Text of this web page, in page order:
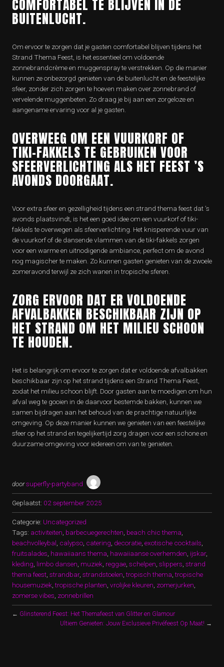
COMFORTABEL TE BLIJVEN IN DE
BUITENLUCHT.
Om ervoor te zorgen dat je gasten comfortabel blijven tijdens het
Strand Thema Feest, is het essentieel om voldoende
zonnebrandcrème en muggenspray te verstrekken. Op die manier
kunnen ze onbezorgd genieten van de buitenlucht en de feestelijke
sfeer, zonder zich zorgen te hoeven maken over zonnebrand of
vervelende muggenbeten. Zo draag je bij aan een zorgeloze en
aangename ervaring voor al je gasten.
OVERWEEG OM EEN VUURKORF OF
TIKI-FAKKELS TE GEBRUIKEN VOOR
SFEERVERLICHTING ALS HET FEEST ’S
AVONDS DOORGAAT.
Voor extra sfeer en gezelligheid tijdens een strand thema feest dat ’s
avonds plaatsvindt, is het een goed idee om een vuurkorf of tiki-
fakkels te overwegen als sfeerverlichting. Het knisperende vuur van
de vuurkorf of de dansende vlammen van de tiki-fakkels zorgen
voor een warme en uitnodigende ambiance, perfect om de avond
nog magischer te maken. Zo kunnen gasten genieten van de zwoele
zomeravond terwijl ze zich wanen in tropische sferen.
ZORG ERVOOR DAT ER VOLDOENDE
AFVALBAKKEN BESCHIKBAAR ZIJN OP
HET STRAND OM HET MILIEU SCHOON
TE HOUDEN.
Het is belangrijk om ervoor te zorgen dat er voldoende afvalbakken
beschikbaar zijn op het strand tijdens een Strand Thema Feest,
zodat het milieu schoon blijft. Door gasten aan te moedigen om hun
afval weg te gooien in de daarvoor bestemde bakken, kunnen we
samen bijdragen aan het behoud van de prachtige natuurlijke
omgeving. Op deze manier kunnen we genieten van een feestelijke
sfeer op het strand en tegelijkertijd zorg dragen voor een schone en
duurzame omgeving voor iedereen om van te genieten.
doorsuperfly-partyband
Geplaatst: 02 september 2025
Categorie: Uncategorized
Tags: activiteiten barbecuegerechten beach chic thema
beachvolleybal calypso catering decoratie exotische cocktails
fruitsalades hawaiiaans thema hawaiiaanse overhemden ijskar,
kleding limbo dansen muziek reggae schelpen slippers strand
thema feest strandbar, strandstoelen ,tropisch thema ,tropische
housemuziek ,tropische planten vrolijke kleuren zomerjurken
zomerse vibes zonnebrillen
← Glinsterend Feest: Het Themafeest van Glitter en Glamour
Ultiem Genieten: Jouw Exclusieve Privéfeest Op Maat! →